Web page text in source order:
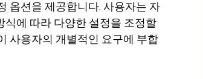
옵션을 제공합니다. 사용자는 자
에 따라 다양한 설정을 조정할
사용자의 개별적인 요구에 부합